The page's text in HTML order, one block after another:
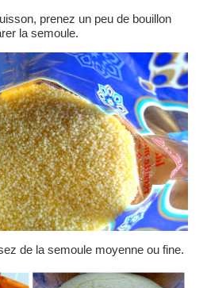
prenez un peu de bouillon
la semoule.
de la semoule moyenne ou fine.